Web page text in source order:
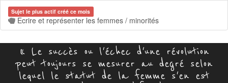
Sujet le plus actif créé ce mois
Ecrire et représenter les femmes / minorités
« Le succès ou l'échec d'une révolution
peut toujours se mesurer au degré selon
lequel le statut de la femme s'en est